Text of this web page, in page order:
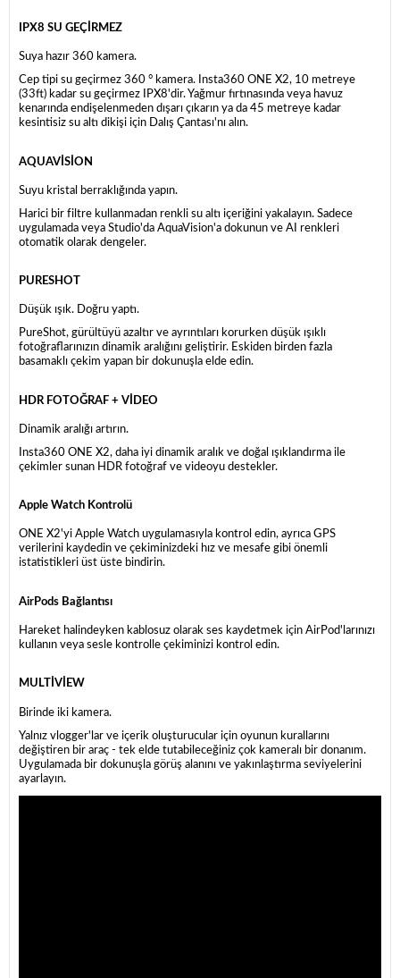
IPX8 SU GEÇİRMEZ
Suya hazır 360 kamera.
Cep tipi su geçirmez 360 ° kamera. Insta360 ONE X2, 10 metreye
(33ft) kadar su geçirmez IPX8'dir. Yağmur fırtınasında veya havuz
kenarında endişelenmeden dışarı çıkarın ya da 45 metreye kadar
kesintisiz su altı dikişi için Dalış Çantası'nı alın.
AQUAVİSİON
Suyu kristal berraklığında yapın.
Harici bir filtre kullanmadan renkli su altı içeriğini yakalayın. Sadece
uygulamada veya Studio'da AquaVision'a dokunun ve AI renkleri
otomatik olarak dengeler.
PURESHOT
Düşük ışık. Doğru yaptı.
PureShot, gürültüyü azaltır ve ayrıntıları korurken düşük ışıklı
fotoğraflarınızın dinamik aralığını geliştirir. Eskiden birden fazla
basamaklı çekim yapan bir dokunuşla elde edin.
HDR FOTOĞRAF + VİDEO
Dinamik aralığı artırın.
Insta360 ONE X2, daha iyi dinamik aralık ve doğal ışıklandırma ile
çekimler sunan HDR fotoğraf ve videoyu destekler.
Apple Watch Kontrolü
ONE X2'yi Apple Watch uygulamasıyla kontrol edin, ayrıca GPS
verilerini kaydedin ve çekiminizdeki hız ve mesafe gibi önemli
istatistikleri üst üste bindirin.
AirPods Bağlantısı
Hareket halindeyken kablosuz olarak ses kaydetmek için AirPod'larınızı
kullanın veya sesle kontrolle çekiminizi kontrol edin.
MULTİVİEW
Birinde iki kamera.
Yalnız vlogger'lar ve içerik oluşturucular için oyunun kurallarını
değiştiren bir araç - tek elde tutabileceğiniz çok kameralı bir donanım.
Uygulamada bir dokunuşla görüş alanını ve yakınlaştırma seviyelerini
ayarlayın.